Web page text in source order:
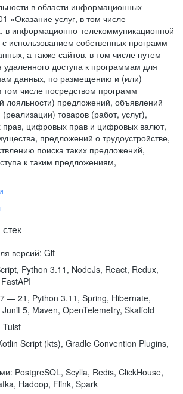
в области информационных
«Оказание услуг, в том числе
в информационно-телекоммуникационной
использованием собственных программ
а также сайтов, в том числе путем
удаленного доступа к программам для
данных, по размещению и (или)
числе посредством программ
лояльности) предложений, объявлений
товаров (работ, услуг),
цифровых прав и цифровых валют,
предложений о трудоустройстве,
поиска таких предложений,
к таким предложениям,
версий: Git
Python 3.11, NodeJs, React, Redux,
— 21, Python 3.11, Spring, Hibernate,
5, Maven, OpenTelemetry, Skaffold
Tuist
Script (kts), Gradle Convention Plugins,
PostgreSQL, Scylla, Redis, ClickHouse,
Hadoop, Flink, Spark